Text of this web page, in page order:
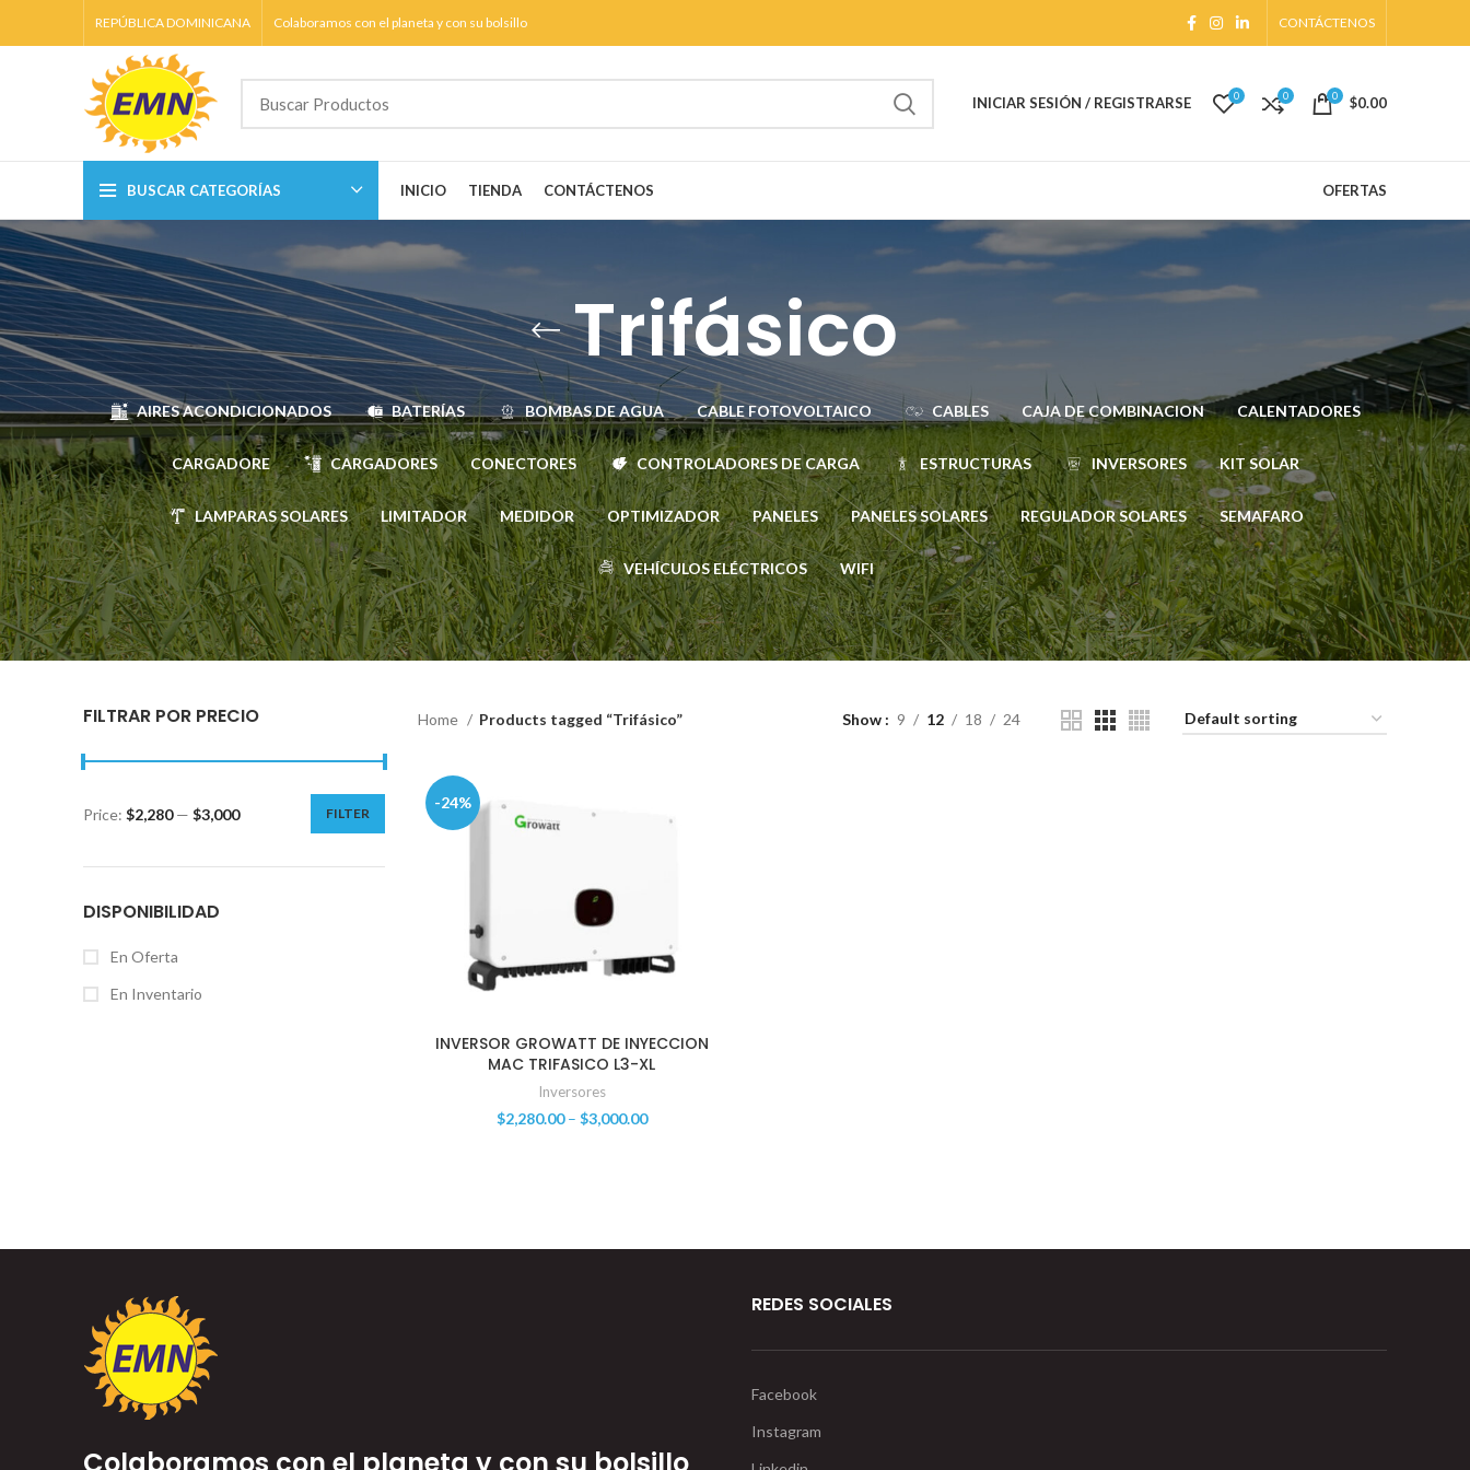
REPÚBLICA DOMINICANA Colaboramos con el planeta y con su bolsillo CONTÁCTENOS
INICIAR SESIÓN / REGISTRARSE 0 0 0 $0.00
BUSCAR CATEGORÍAS INICIO TIENDA CONTÁCTENOS OFERTAS
Trifásico
AIRES ACONDICIONADOS BATERÍAS BOMBAS DE AGUA CABLE FOTOVOLTAICO CABLES CAJA DE COMBINACION CALENTADORES
CARGADORE CARGADORES CONECTORES CONTROLADORES DE CARGA ESTRUCTURAS INVERSORES KIT SOLAR
LAMPARAS SOLARES LIMITADOR MEDIDOR OPTIMIZADOR PANELES PANELES SOLARES REGULADOR SOLARES SEMAFARO
VEHÍCULOS ELÉCTRICOS WIFI
FILTRAR POR PRECIO
FILTER
Price: $2,280— $3,000
DISPONIBILIDAD
En Oferta
En Inventario
Home Products tagged “Trifásico” Show 9 12 18 24
-24%
INVERSOR GROWATT DE INYECCION
MAC TRIFASICO L3-XL
Inversores
$2,280.00– $3,000.00
REDES SOCIALES
Facebook
Instagram